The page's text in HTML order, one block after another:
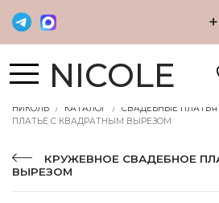
NICOLE
НИКОЛЬ КАТАЛОГ СВАДЕБНЫЕ ПЛАТЬЯ
ПЛАТЬЕ С КВАДРАТНЫМ ВЫРЕЗОМ
КРУЖЕВНОЕ СВАДЕБНОЕ
ВЫРЕЗОМ